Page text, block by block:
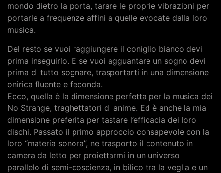
mondo dietro la porta, tarare le proprie vibrazioni per
portarle a frequenze affini a quelle evocate dalla loro
musica.
Del resto se vuoi raggiungere il coniglio bianco devi
prima inseguirlo. E se vuoi agguantare un sogno devi
prima di tutto sognare, trasportarti in una dimensione
onirica fluente e feconda.
Ecco, quella è la dimensione perfetta per la musica dei
No Strange, traghettatori di anime. Ed è anche la mia
dimensione preferita per tastare l’efficacia dei loro
dischi. Passato il primo approccio consapevole con la
loro “materia sonora”, ne trasporto il contenuto in
camera da letto per proiettarmi in un universo
parallelo di semi-coscienza, in bilico tra la veglia e un